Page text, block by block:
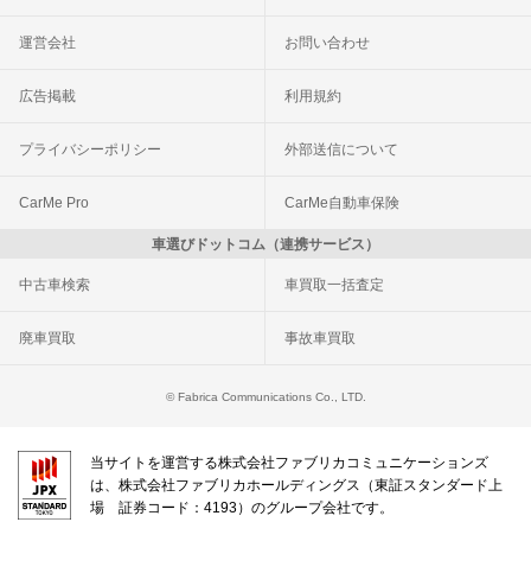
運営会社 お問い合わせ
広告掲載 利用規約
プライバシーポリシー 外部送信について
CarMe Pro CarMe自動車保険
車選びドットコム（連携サービス）
中古車検索 車買取一括査定
廃車買取 事故車買取
© Fabrica Communications Co., LTD.
当サイトを運営する株式会社ファブリカコミュニケーションズ
は、株式会社ファブリカホールディングス（東証スタンダード上
場 証券コード：4193）のグループ会社です。